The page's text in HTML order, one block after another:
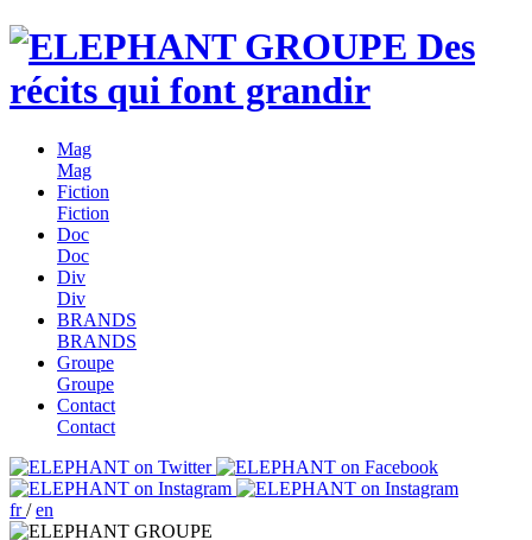
Des
récits qui font grandir
Mag
Mag
Fiction
Fiction
Doc
Doc
Div
Div
BRANDS
BRANDS
Groupe
Groupe
Contact
Contact
fr/ en